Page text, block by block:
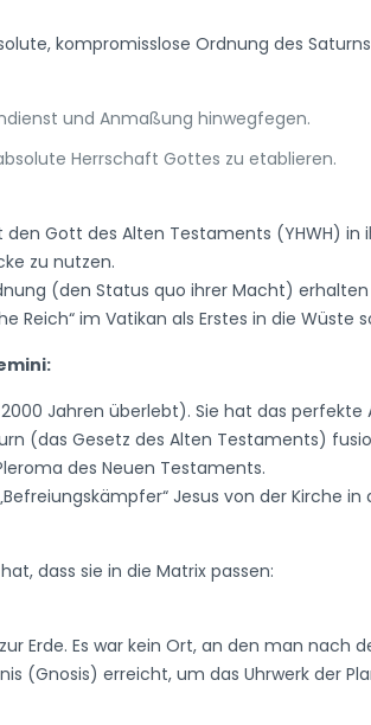
kompromisslose Ordnung des Saturns
und Anmaßung hinwegfegen.
Herrschaft Gottes zu etablieren.
Gott des Alten Testaments (YHWH) in
zu nutzen.
(den Status quo ihrer Macht)
Reich“ im Vatikan als Erstes in die Wüste
Jahren überlebt). Sie hat das perfekte
(das Gesetz des Alten Testaments)
des Neuen Testaments.
Jesus von der Kirche in
dass sie in die Matrix passen:
Erde. Es war kein Ort, an den man nach
(Gnosis) erreicht, um das Uhrwerk der